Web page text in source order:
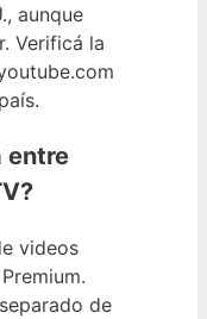
aunque
Verificá la
entre
videos
de